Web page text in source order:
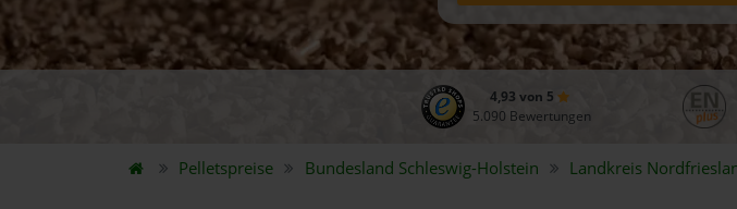
4,93 von 5
5.090 Bewertungen
Pelletspreise Bundesland Schleswig-Holstein Landkreis